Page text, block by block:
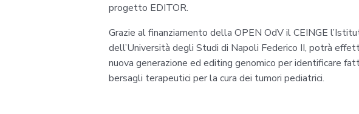
progetto EDITOR.
Grazie al finanziamento della OPEN OdV il CEINGE
dell’Università degli Studi di Napoli Federico II, potrà
nuova generazione ed editing genomico per identificare
bersagli terapeutici per la cura dei tumori pediatrici.